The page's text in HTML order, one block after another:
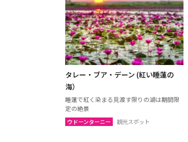
タレー・ブア・デーン (紅い睡蓮の
海）
睡蓮で紅く染まる見渡す限りの湖は期間限
定の絶景
ウドーンターニー 観光スポット